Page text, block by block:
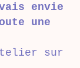
envie
une
sur